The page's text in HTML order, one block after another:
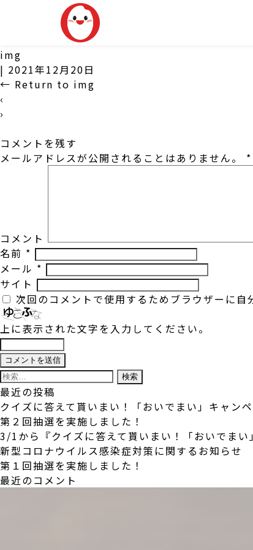
img
| 2021年12月20日
← Return to img
‹
›
コメントを残す
メールアドレスが公開されることはありません。
*
コメント
名前 *
メール *
サイト
次回のコメントで使用するためブラウザーに自
上に表示された文字を入力してください。
検
索:
最近の投稿
クイズに答えて貰いまい！「おいでまい」キャン
第２回抽選を実施しました！
3/1から『クイズに答えて貰いまい！「おいでまい
新型コロナウイルス感染症対策に関するお知らせ
第１回抽選を実施しました！
最近のコメント